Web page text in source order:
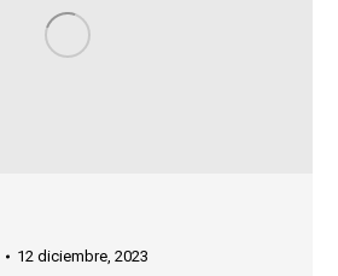
12 diciembre, 2023